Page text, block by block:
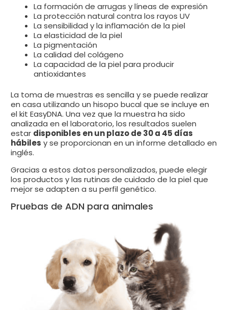
La formación de arrugas y líneas de expresión
La protección natural contra los rayos UV
La sensibilidad y la inflamación de la piel
La elasticidad de la piel
La pigmentación
La calidad del colágeno
La capacidad de la piel para producir
antioxidantes
La toma de muestras es sencilla y se puede realizar
en casa utilizando un hisopo bucal que se incluye en
el kit EasyDNA. Una vez que la muestra ha sido
analizada en el laboratorio, los resultados suelen
estar disponibles en un plazo de 30 a 45 días
hábiles y se proporcionan en un informe detallado en
inglés.
Gracias a estos datos personalizados, puede elegir
los productos y las rutinas de cuidado de la piel que
mejor se adapten a su perfil genético.
Pruebas de ADN para animales